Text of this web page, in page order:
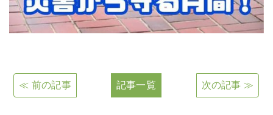
≪ 前の記事 記事一覧 次の記事 ≫